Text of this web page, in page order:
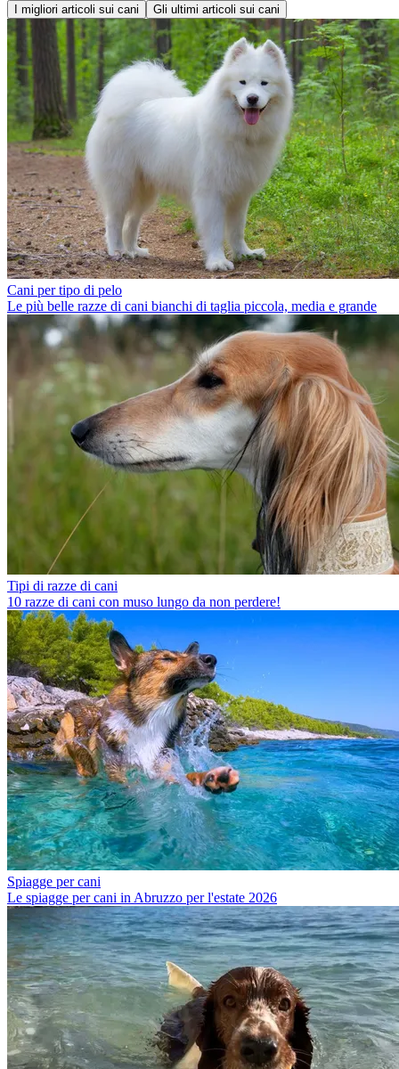
I migliori articoli sui cani Gli ultimi articoli sui cani
Cani per tipo di pelo
Le più belle razze di cani bianchi di taglia piccola, media e grande
Tipi di razze di cani
10 razze di cani con muso lungo da non perdere!
Spiagge per cani
Le spiagge per cani in Abruzzo per l'estate 2026